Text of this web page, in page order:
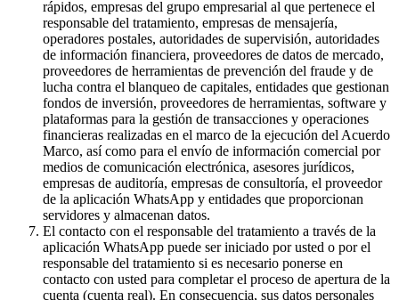
rápidos, empresas del grupo empresarial al que pertenece el
responsable del tratamiento, empresas de mensajería,
operadores postales, autoridades de supervisión, autoridades
de información financiera, proveedores de datos de mercado,
proveedores de herramientas de prevención del fraude y de
lucha contra el blanqueo de capitales, entidades que gestionan
fondos de inversión, proveedores de herramientas, software y
plataformas para la gestión de transacciones y operaciones
financieras realizadas en el marco de la ejecución del Acuerdo
Marco, así como para el envío de información comercial por
medios de comunicación electrónica, asesores jurídicos,
empresas de auditoría, empresas de consultoría, el proveedor
de la aplicación WhatsApp y entidades que proporcionan
servidores y almacenan datos.
El contacto con el responsable del tratamiento a través de la
aplicación WhatsApp puede ser iniciado por usted o por el
responsable del tratamiento si es necesario ponerse en
contacto con usted para completar el proceso de apertura de la
cuenta (cuenta real). En consecuencia, sus datos personales